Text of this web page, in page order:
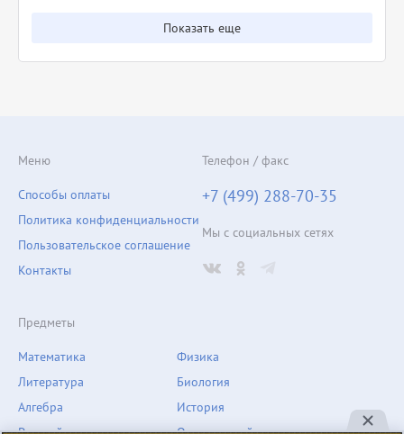
Показать еще
Предметы
Математика
Литература
Алгебра
Физика
Биология
История
Меню
Способы оплаты
Политика конфиденциальности
Пользовательское соглашение
Контакты
Телефон / факс
+7 (499) 288-70-35
Мы с социальных сетях